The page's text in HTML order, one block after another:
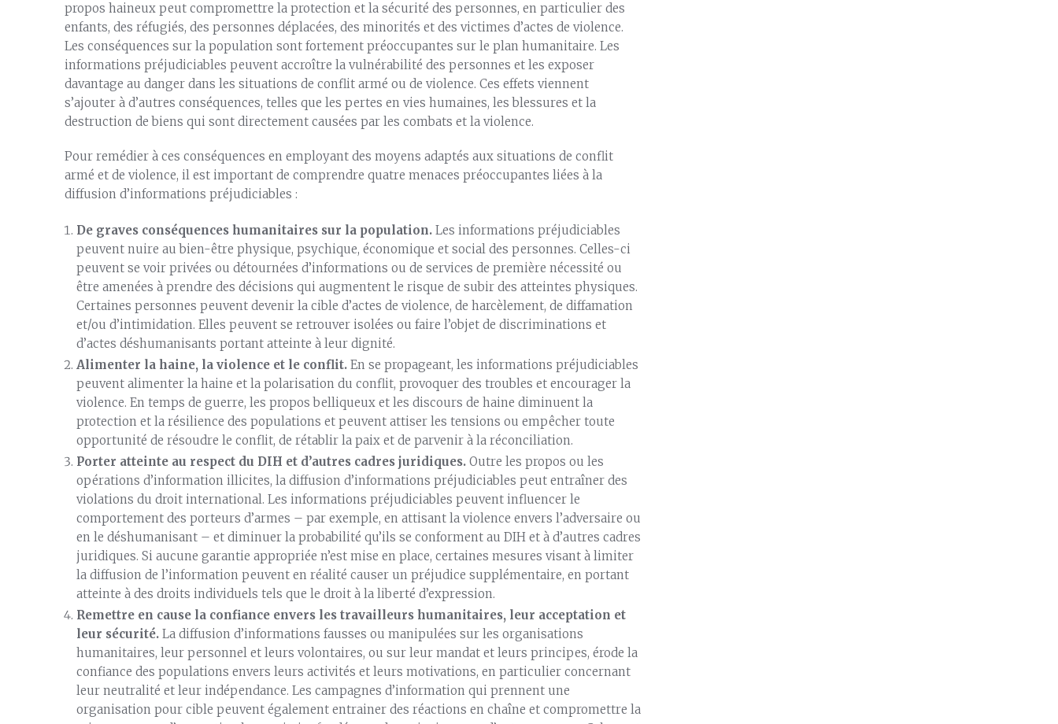
propos haineux peut compromettre la protection et la sécurité des personnes, en particulier des
enfants, des réfugiés, des personnes déplacées, des minorités et des victimes d’actes de violence.
Les conséquences sur la population sont fortement préoccupantes sur le plan humanitaire. Les
informations préjudiciables peuvent accroître la vulnérabilité des personnes et les exposer
davantage au danger dans les situations de conflit armé ou de violence. Ces effets viennent
s’ajouter à d’autres conséquences, telles que les pertes en vies humaines, les blessures et la
destruction de biens qui sont directement causées par les combats et la violence.
Pour remédier à ces conséquences en employant des moyens adaptés aux situations de conflit
armé et de violence, il est important de comprendre quatre menaces préoccupantes liées à la
diffusion d’informations préjudiciables :
De graves conséquences humanitaires sur la population. Les informations préjudiciables
peuvent nuire au bien-être physique, psychique, économique et social des personnes. Celles-ci
peuvent se voir privées ou détournées d’informations ou de services de première nécessité ou
être amenées à prendre des décisions qui augmentent le risque de subir des atteintes physiques.
Certaines personnes peuvent devenir la cible d’actes de violence, de harcèlement, de diffamation
et/ou d’intimidation. Elles peuvent se retrouver isolées ou faire l’objet de discriminations et
d’actes déshumanisants portant atteinte à leur dignité.
Alimenter la haine, la violence et le conflit. En se propageant, les informations préjudiciables
peuvent alimenter la haine et la polarisation du conflit, provoquer des troubles et encourager la
violence. En temps de guerre, les propos belliqueux et les discours de haine diminuent la
protection et la résilience des populations et peuvent attiser les tensions ou empêcher toute
opportunité de résoudre le conflit, de rétablir la paix et de parvenir à la réconciliation.
Porter atteinte au respect du DIH et d’autres cadres juridiques. Outre les propos ou les
opérations d’information illicites, la diffusion d’informations préjudiciables peut entraîner des
violations du droit international. Les informations préjudiciables peuvent influencer le
comportement des porteurs d’armes – par exemple, en attisant la violence envers l’adversaire ou
en le déshumanisant – et diminuer la probabilité qu’ils se conforment au DIH et à d’autres cadres
juridiques. Si aucune garantie appropriée n’est mise en place, certaines mesures visant à limiter
la diffusion de l’information peuvent en réalité causer un préjudice supplémentaire, en portant
atteinte à des droits individuels tels que le droit à la liberté d’expression.
Remettre en cause la confiance envers les travailleurs humanitaires, leur acceptation et
leur sécurité. La diffusion d’informations fausses ou manipulées sur les organisations
humanitaires, leur personnel et leurs volontaires, ou sur leur mandat et leurs principes, érode la
confiance des populations envers leurs activités et leurs motivations, en particulier concernant
leur neutralité et leur indépendance. Les campagnes d’information qui prennent une
organisation pour cible peuvent également entrainer des réactions en chaîne et compromettre la